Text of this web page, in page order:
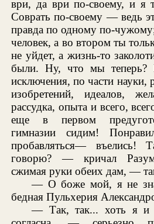
ври, да ври по-своему, и я
Соврать по-своему — ведь
правда по одному по-
человек, а во втором ты
не уйдет, а жизнь-то
были. Ну, что мы теперь?
исключения, по части науки,
изобретений, идеалов,
рассудка, опыта и всего,
еще в первом
гимназии сидим!
пробавляться—
говорю? — кричал
сжимая руки обеих дам, —
— О боже мой, я не
бедная Пульхерия
— Так, так... хоть я и